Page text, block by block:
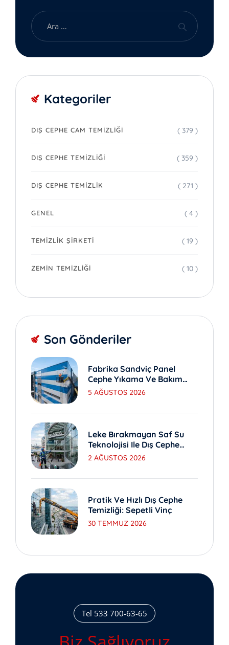
Kategoriler
DIŞ CEPHE CAM TEMIZLIĞI ( 379 )
DIŞ CEPHE TEMIZLIĞI ( 359 )
DIŞ CEPHE TEMIZLIK ( 271 )
GENEL ( 4 )
TEMIZLIK ŞIRKETI ( 19 )
ZEMIN TEMIZLIĞI ( 10 )
Son Gönderiler
Fabrika Sandviç Panel
Cephe Yıkama Ve Bakım
Yöntemleri
5 AĞUSTOS 2026
Leke Bırakmayan Saf Su
Teknolojisi Ile Dış Cephe
Yıkama
2 AĞUSTOS 2026
Pratik Ve Hızlı Dış Cephe
Temizliği: Sepetli Vinç
30 TEMMUZ 2026
Tel 533 700-63-65